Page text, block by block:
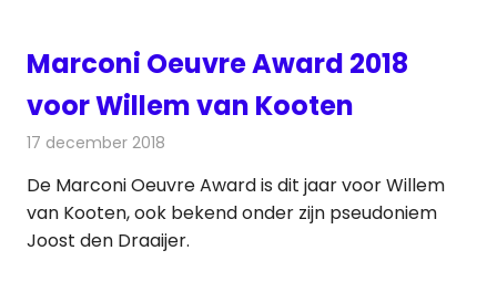
Marconi Oeuvre Award 2018
voor Willem van Kooten
17 december 2018
De Marconi Oeuvre Award is dit jaar voor Willem
van Kooten, ook bekend onder zijn pseudoniem
Joost den Draaijer.